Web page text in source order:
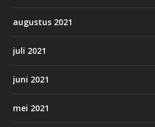
augustus 2021
juli 2021
juni 2021
mei 2021